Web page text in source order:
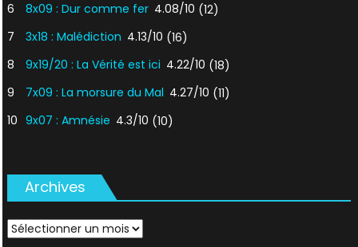
6
8x09 : Dur comme fer 4.08/10 (12)
7
3x18 : Malédiction 4.13/10 (16)
8
9x19/20 : La Vérité est ici 4.22/10 (18)
9
7x09 : La morsure du Mal 4.27/10 (11)
10 9x07 : Amnésie 4.3/10 (10)
Archives
Archives